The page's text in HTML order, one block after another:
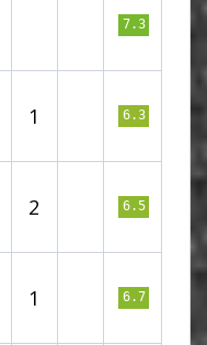
7.3
1 6.3
2 6.5
1 6.7